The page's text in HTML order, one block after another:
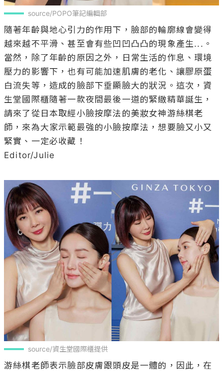
source/POPO筆記編輯部
隨著年齡與地心引力的作用下，臉部的輪廓線會變得
越來越不平滑、甚至會有些凹凹凸凸的現象產生...。
當然，除了年齡的原因之外，日常生活的作息、環境
壓力的影響下，也有可能加速肌膚的老化、讓膠原蛋
白流失等，造成的臉部下垂顯臉大的狀況。這次，資
生堂國際櫃隨著一款夜間最後一道的緊緻精華誕生，
請來了從日本取經小臉按摩法的美妝女神游絲棋老
師，來為大家示範最強的小臉按摩法，想要臉又小又
緊實、一定必收藏！
Editor/Julie
source/資生堂國際櫃提供
游絲棋老師表示臉部皮膚跟頭皮是一體的，因此，在